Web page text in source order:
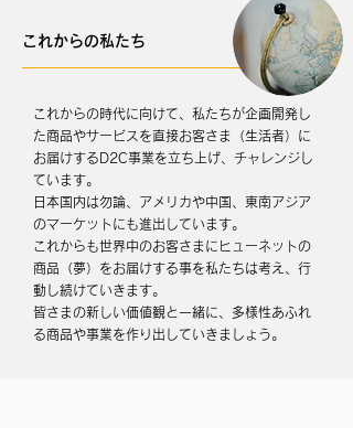
これからの私たち
これからの時代に向けて、私たちが企画開発し
た商品やサービスを直接お客さま（生活者）に
お届けするD2C事業を立ち上げ、チャレンジし
ています。
日本国内は勿論、アメリカや中国、東南アジア
のマーケットにも進出しています。
これからも世界中のお客さまにヒューネットの
商品（夢）をお届けする事を私たちは考え、行
動し続けていきます。
皆さまの新しい価値観と一緒に、多様性あふれ
る商品や事業を作り出していきましょう。